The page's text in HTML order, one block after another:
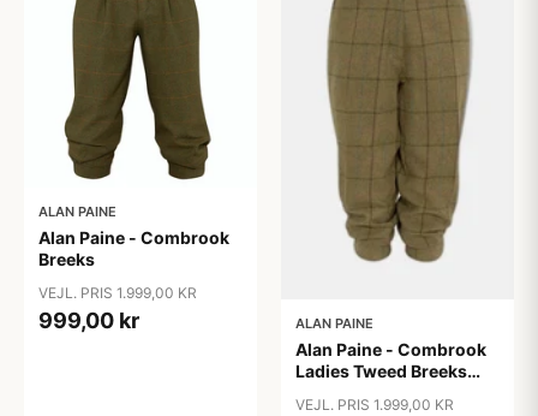
ALAN PAINE
Alan Paine - Combrook
Breeks
VEJL. PRIS 1.999,00 KR
999,00 kr ALAN PAINE
Alan Paine - Combrook
Ladies Tweed Breeks
VEJL. PRIS 1.999,00 KR